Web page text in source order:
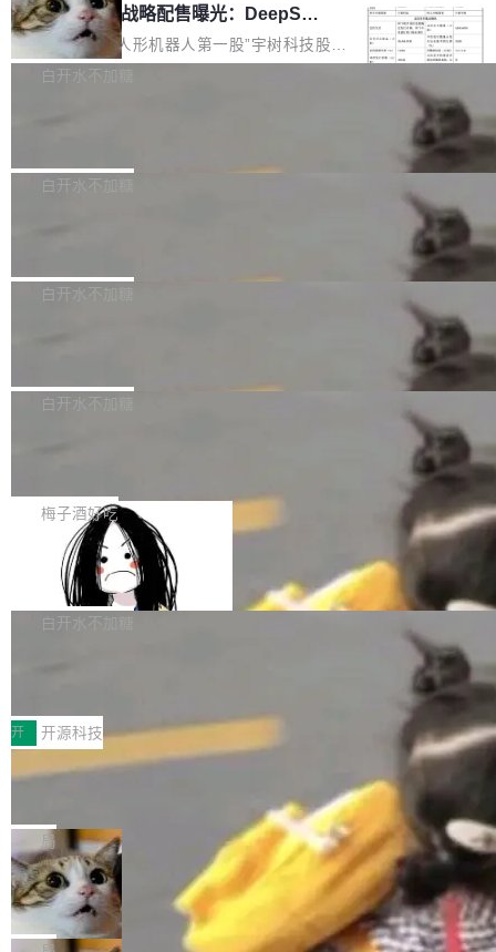
器 Prime Agent 的架构和市面上大多数 coding
agent 有本质区别。大多数 agent harness 的设
计是基于早期模型的能力—...
但它可能是主流开源项目中关于 AI 辅助贡献最
细致的一份规则。 政策的核心只有一句话：LLM
可以用来分析、提炼、审阅、建议，但不能用来
不得生成涉及安全性的关键变更，除非作者本身
宇树科技 IPO 战略配售曝光：DeepSe
ek 获配 93.3 万股，锁定 36 个月
8月6日晚间，“人形机器人第一股”宇树科技股份
有限公司披露IPO发行价格及战略配售结果，杭
36个月。 公告显示，本次宇树科技战略配售对
员工参与设立的专项资产管理计划。其中，Dee
获配9...
白开水不加糖
Bug fixes and enhancements 修复多次传递同
一个回归问题，该问题导致拉取镜像时会拒绝包
题，该问题可能导致在旧版 Linux 内核...
白开水不加糖
e 孵化器项目管理委员会（IPMC）投票中获得
P）！这一里程碑不仅标志着 Fluss 迈入新的发
白开水不加糖
长期停止内容更新，未能实现其作为“AI版维基百
提交的编辑请求也长期处于待处理状态。 Groki
pedia 于去年底上线，定位为由人工智能生成内
容的百科平台，被马斯克视为传统众包百科网站
维基百科的替代方案。Lawfare 调查发现，无论
热门页面还是低关注度页面，均未出现近期更
白开水不加糖
是这样的：配 MessageSource 的 Bean、写 R
eloadableResourceBundleMessageSource、
声明 LocaleResolver、注册 LocaleChangeInt
erceptor…五六步之后才能看到第一行翻译文
本。 Solon 换了个方式。整个 i18n 模块围绕三
梅子酒好吃
Apache Doris 4.1 全面增强 Iceberg：
支持 UPDATE、MERGE INTO 与 Iceb
erg V3
Apache Doris 4.1 要补齐的，正是缺失的那一
半。在已有查询能力的基础上，Doris 进一步支
常维护操作，并完整支持 Iceberg V3 格式。
白开水不加糖
村国家自主创新示范区会议中心开幕。本届大会
由中关村智联软件服务业质量创新联盟主办，以
“智构可信·质创未来——AI原生时代的质量新范
式”为主题，直面AI从实验室走向规模化产业落地
的核心质量命题。会上，《2026智能研发生产力
工具选型手册》发布，Testin云测的Testin XAge
nt智能测试系统入选AI测试领域代表产品。对CI
O而言，这提示了一个转变：AI测试正在从效率
工具升级为企业的质量基础设施。 CIO面对的新
开 开源科技
让非法状态不可表示：一篇关于 ADT
有一种东西，一旦用过就回不去了。Alex Fedos
eev 管它叫"软件设计的基石"。 他说的东西不新
鲜——代数数据类型（ADT），尤其是和类型
（sum type）。但他说清楚了一件事：这不是类
型系统的学术体操，是日常编码的思维方式。 文
章从一个简单的例子切入。一个网站的深色主题
局
Cloudflare 开源内部企业 AI 平台 Clou
dflare OS
Cloudflare 发布了一个开源项目 Cloudflare O
S。如果你只看官方博客，你会觉得这是又一